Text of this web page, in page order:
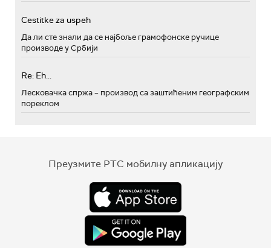
Cestitke za uspeh
Да ли сте знали да се најбоље грамофонске ручице
производе у Србији
Re: Eh...
Лесковачка спржа – производ са заштићеним географским
пореклом
Преузмите РТС мобилну апликацију